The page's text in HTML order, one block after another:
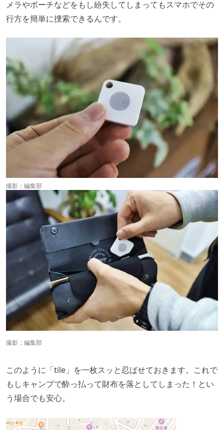
メラやポーチなどをもし紛失してしまってもスマホでその
行方を簡単に捜索できるんです。
撮影：編集部
撮影：編集部
このように「tile」を一枚スッと忍ばせておきます。これで
もしキャンプで酔っ払って財布を落としてしまった！とい
う場合でも安心。